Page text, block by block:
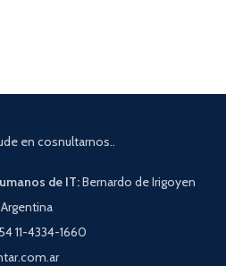
en cosnultarnos..
de IT:Bernardo de Irigoyen
11-4334-1660